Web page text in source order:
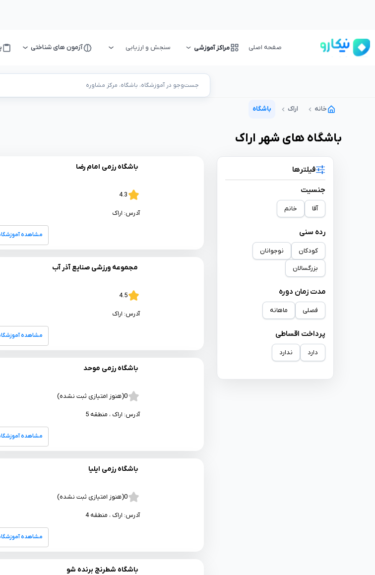
صفحه اصلی مراکز آموزشی سنجش و ارزیابی آزمون های شناختی
جست‌وجو در آموزشگاه، باشگاه، مرکز مشاوره
خانه اراک باشگاه
باشگاه های شهر اراک
فیلترها
جنسیت
آقا خانم
رده سنی
کودکان نوجوانان
بزرگسالان
مدت زمان دوره
فصلی ماهانه
پرداخت اقساطی
دارد ندارد
باشگاه رزمی امام رضا
4.3
آدرس: اراک
مشاهده
مجموعه ورزشی صنایع آذر آب
4.5
آدرس: اراک
مشاهده
باشگاه رزمی موحد
0(هنوز امتیازی ثبت نشده)
آدرس: اراک ، منطقه 5
مشاهده
باشگاه رزمی ایلیا
0(هنوز امتیازی ثبت نشده)
آدرس: اراک ، منطقه 4
مشاهده
باشگاه شطرنج برنده شو